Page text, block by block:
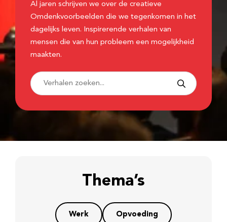
Al jaren schrijven we over de creatieve
Omdenkvoorbeelden die we tegenkomen in het
dagelijks leven. Inspirerende verhalen van
mensen die van hun probleem een mogelijkheid
maakten.
Thema’s
Werk Opvoeding